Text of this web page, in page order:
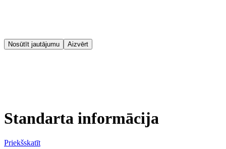
Nosūtīt jautājumu Aizvērt
Standarta informācija
Priekšskatīt